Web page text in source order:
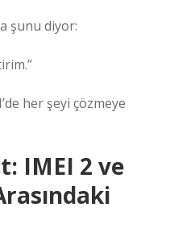
şunu diyor:
her şeyi çözmeye
IMEI 2 ve